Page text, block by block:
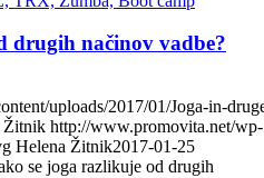
drugih načinov vadbe?
uploads/2017/01/Joga-in-
Žitnik http://www.promovita.net/wp-
Helena Žitnik2017-01-25
se joga razlikuje od drugih